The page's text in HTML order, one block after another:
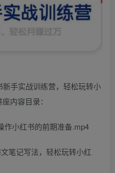
手实战训练营，轻松玩转小
内容目录：
作小红书的前期准备.mp4
笔记写法，轻松玩转小红